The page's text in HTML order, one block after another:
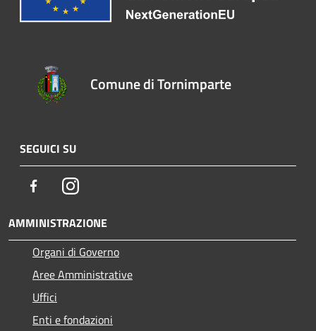
Comune di Tornimparte
SEGUICI SU
FacebookInstagram
AMMINISTRAZIONE
Organi di Governo
Aree Amministrative
Uffici
Enti e fondazioni